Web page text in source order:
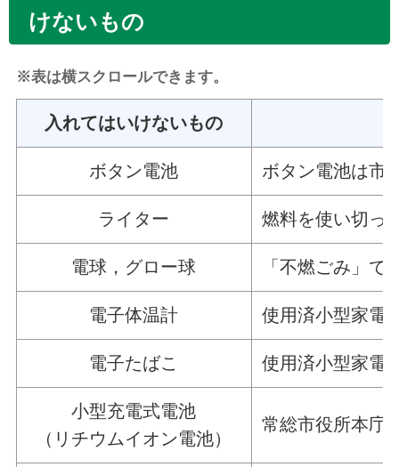
けないもの
※表は横スクロールできます。
入れてはいけないもの
ボタン電池 ボタン電池は市
ライター 燃料を使い切っ
電球，グロー球 「不燃ごみ」で
電子体温計 使用済小型家電
電子たばこ 使用済小型家電
小型充電式電池
（リチウムイオン電池）
常総市役所本庁